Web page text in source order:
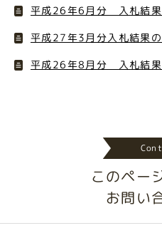
平成26年6月分 入札結果
平成27年3月分入札結果
平成26年8月分 入札結果
このペー
お問い